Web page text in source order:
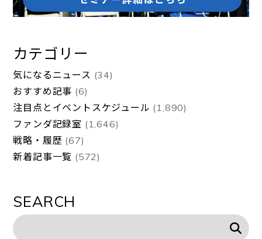
カテゴリー
気になるニュース (34)
おすすめ記事 (6)
注目点とイベントスケジュール (1,890)
ファンダ記録室 (1,646)
戦略・履歴 (67)
新着記事一覧 (572)
SEARCH